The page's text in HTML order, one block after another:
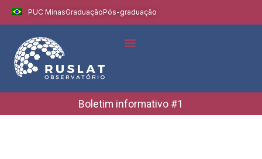
PUC MinasGraduaçãoPós-graduação
Boletim informativo #1